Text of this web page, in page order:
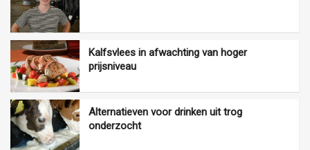
Kalfsvlees in afwachting van hoger
prijsniveau
Alternatieven voor drinken uit trog
onderzocht